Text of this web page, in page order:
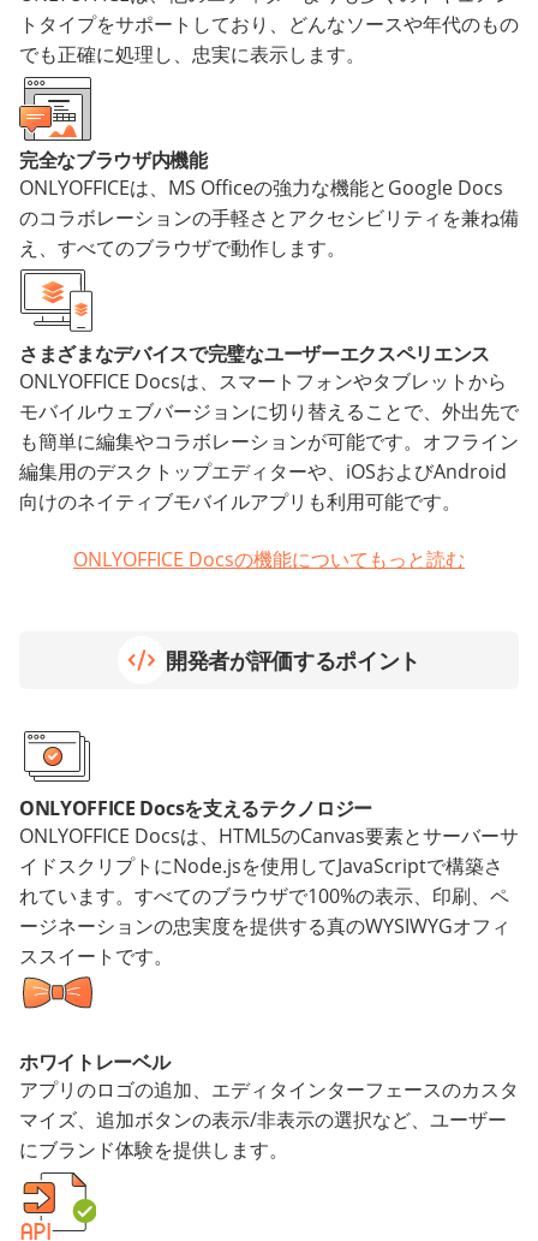
トタイプをサポートしており、どんなソースや年代のもの
でも正確に処理し、忠実に表示します。
完全なブラウザ内機能
ONLYOFFICEは、MS Officeの強力な機能とGoogle Docs
のコラボレーションの手軽さとアクセシビリティを兼ね備
え、すべてのブラウザで動作します。
さまざまなデバイスで完璧なユーザーエクスペリエンス
ONLYOFFICE Docsは、スマートフォンやタブレットから
モバイルウェブバージョンに切り替えることで、外出先で
も簡単に編集やコラボレーションが可能です。オフライン
編集用のデスクトップエディターや、iOSおよびAndroid
向けのネイティブモバイルアプリも利用可能です。
ONLYOFFICE Docsの機能についてもっと読む
開発者が評価するポイント
ONLYOFFICE Docsを支えるテクノロジー
ONLYOFFICE Docsは、HTML5のCanvas要素とサーバーサ
イドスクリプトにNode.jsを使用してJavaScriptで構築さ
れています。すべてのブラウザで100%の表示、印刷、ペ
ージネーションの忠実度を提供する真のWYSIWYGオフィ
ススイートです。
ホワイトレーベル
アプリのロゴの追加、エディタインターフェースのカスタ
マイズ、追加ボタンの表示/非表示の選択など、ユーザー
にブランド体験を提供します。